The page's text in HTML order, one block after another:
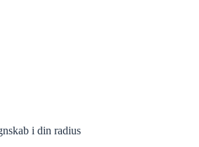
i din radius